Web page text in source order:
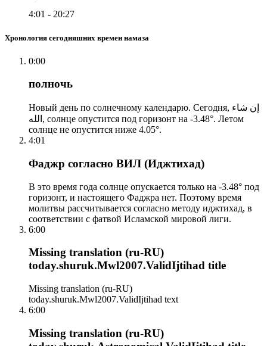
4:01 - 20:27
Хронология сегодняшних времен намаза
0:00
полночь
Новый день по солнечному календарю. Сегодня, إن شاء
الله, солнце опустится под горизонт на -3.48°. Летом
солнце не опустится ниже 4.05°.
4:01
Фаджр согласно ВИЛ (Иджтихад)
В это время года солнце опускается только на -3.48° под
горизонт, и настоящего Фаджра нет. Поэтому время
молитвы рассчитывается согласно методу иджтихад, в
соответствии с фатвой Исламской мировой лиги.
6:00
Missing translation (ru-RU)
today.shuruk.Mwl2007.ValidIjtihad title
Missing translation (ru-RU)
today.shuruk.Mwl2007.ValidIjtihad text
6:00
Missing translation (ru-RU)